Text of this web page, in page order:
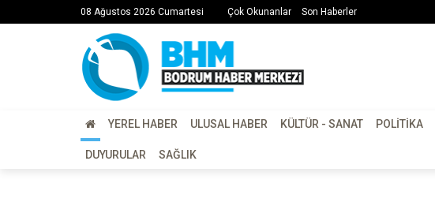
08 Ağustos 2026 Cumartesi Çok Okunanlar Son Haberler
YEREL HABER ULUSAL HABER KÜLTÜR - SANAT POLITIKA
DUYURULAR SAĞLIK